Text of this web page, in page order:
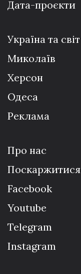
Дата-проєкти
Україна та світ
Миколаїв
Херсон
Одеса
Реклама
Про нас
Поскаржитися
Facebook
Youtube
Telegram
Instagram